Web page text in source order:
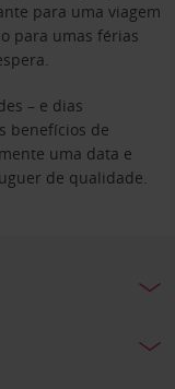
para uma viagem
para umas férias
– e dias
benefícios de
uma data e
de qualidade.